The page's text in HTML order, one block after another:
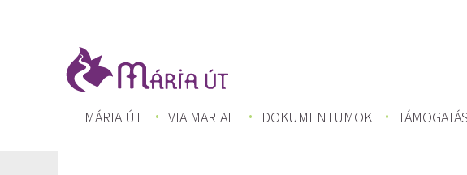
MÁRIA ÚT VIA MARIAE DOKUMENTUMOK TÁMOGATÁS